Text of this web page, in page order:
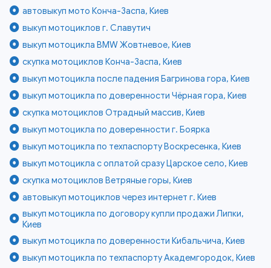
автовыкуп мото Конча-Заспа, Киев
выкуп мотоциклов г. Славутич
выкуп мотоцикла BMW Жовтневое, Киев
скупка мотоциклов Конча-Заспа, Киев
выкуп мотоцикла после падения Багринова гора, Киев
выкуп мотоцикла по доверенности Чёрная гора, Киев
скупка мотоциклов Отрадный массив, Киев
выкуп мотоцикла по доверенности г. Боярка
выкуп мотоцикла по техпаспорту Воскресенка, Киев
выкуп мотоцикла с оплатой сразу Царское село, Киев
скупка мотоциклов Ветряные горы, Киев
автовыкуп мотоциклов через интернет г. Киев
выкуп мотоцикла по договору купли продажи Липки,
Киев
выкуп мотоцикла по доверенности Кибальчича, Киев
выкуп мотоцикла по техпаспорту Академгородок, Киев